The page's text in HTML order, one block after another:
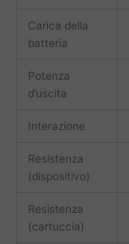
Carica della
batteria
Potenza
d’uscita
Interazione
Resistenza
(dispositivo)
Resistenza
(cartuccia)